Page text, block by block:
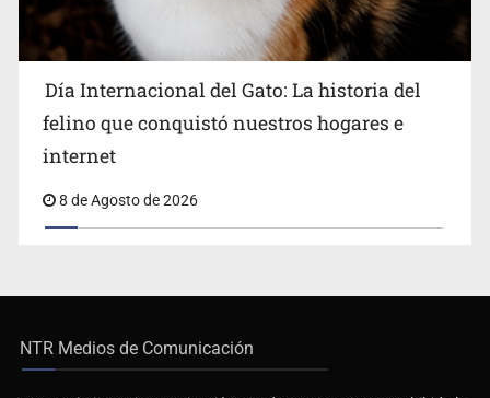
Día Internacional del Gato: La historia del
felino que conquistó nuestros hogares e
internet
8 de Agosto de 2026
NTR Medios de Comunicación